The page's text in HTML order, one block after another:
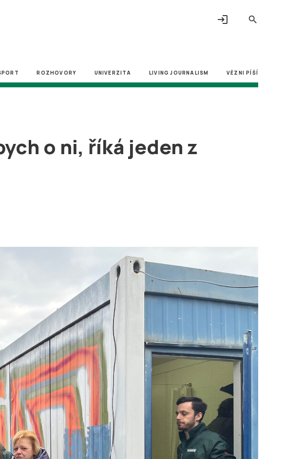
search
login
ROZHOVORY UNIVERZITA LIVING JOURNALISM VĚZNI PÍŠÍ
o ni, říká jeden z